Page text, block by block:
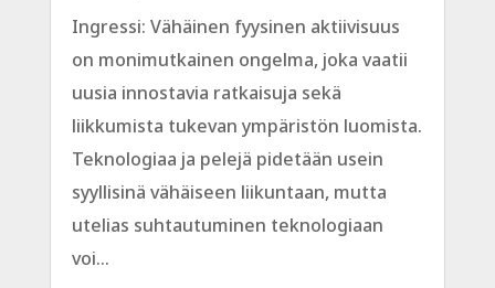
Ingressi: Vähäinen fyysinen aktiivisuus
on monimutkainen ongelma, joka vaatii
uusia innostavia ratkaisuja sekä
liikkumista tukevan ympäristön luomista.
Teknologiaa ja pelejä pidetään usein
syyllisinä vähäiseen liikuntaan, mutta
utelias suhtautuminen teknologiaan
voi...